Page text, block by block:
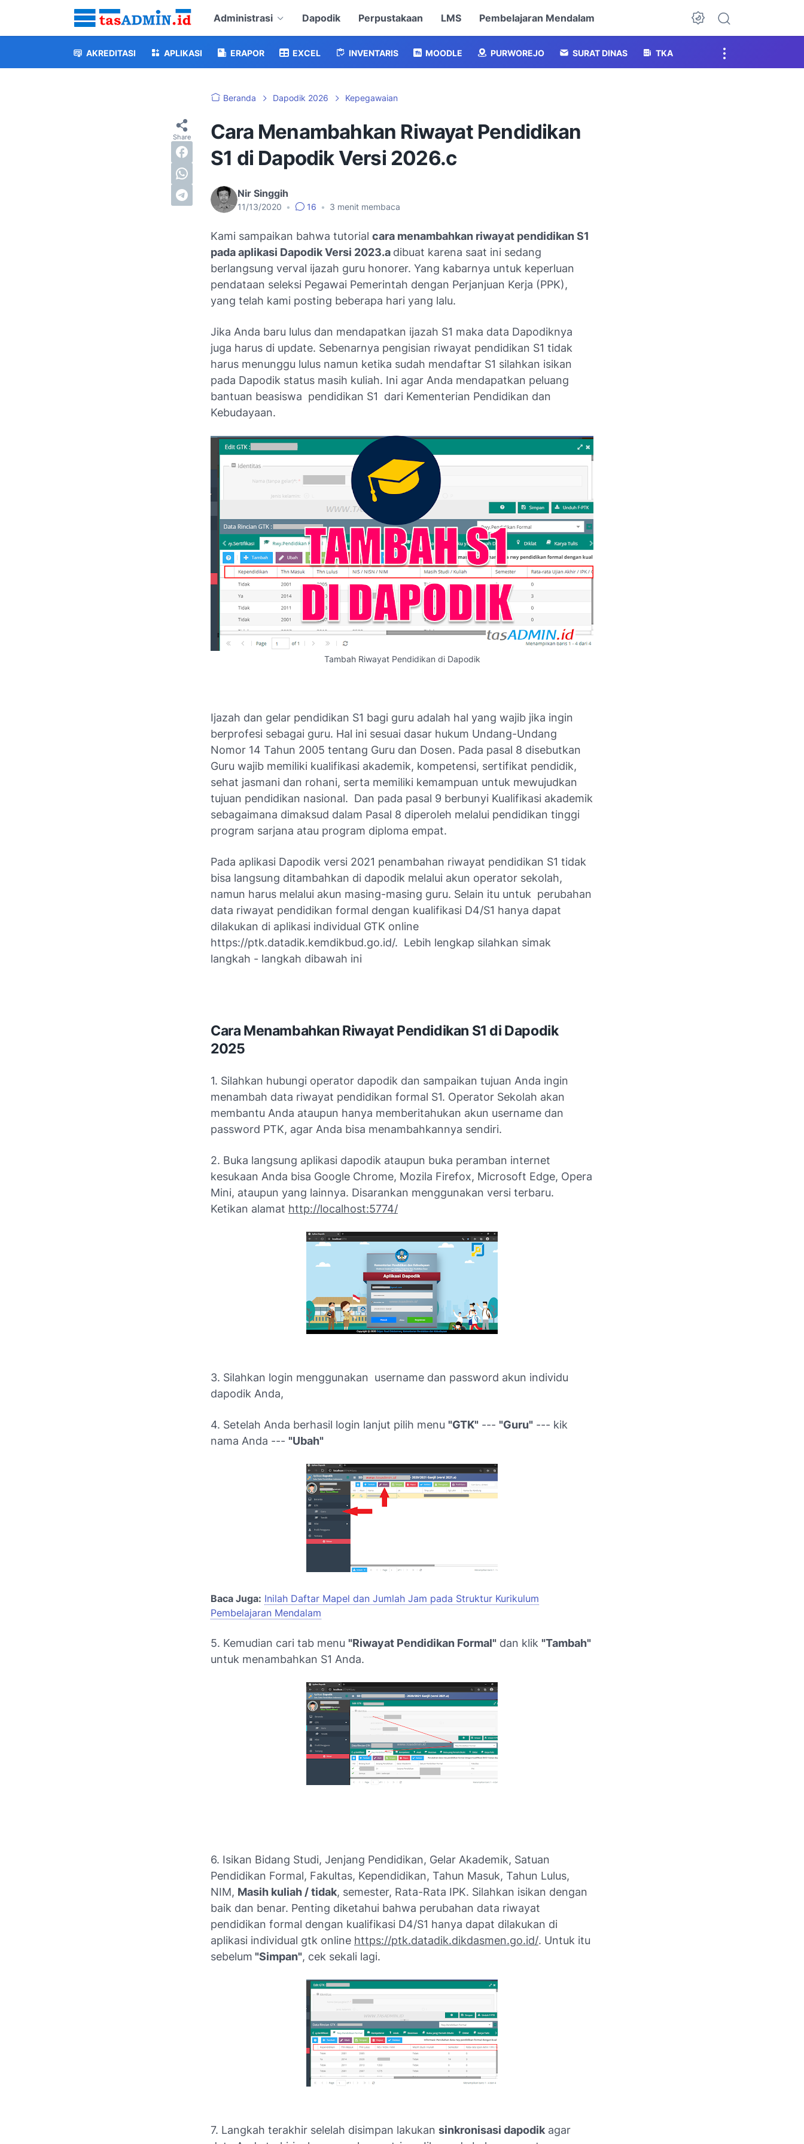
Administrasi Dapodik Perpustakaan LMS Pembelajaran Mendalam
Dark Mode
AKREDITASI APLIKASI ERAPOR EXCEL INVENTARIS MOODLE PURWOREJO SURAT DINAS TKA
Beranda Dapodik 2026 Kepegawaian
Cara Menambahkan Riwayat Pendidikan
S1 di Dapodik Versi 2026.c
Nir Singgih
11/13/2020 • 16 • 3 menit membaca
Kami sampaikan bahwa tutorial cara menambahkan riwayat pendidikan S1
pada aplikasi Dapodik Versi 2023.a dibuat karena saat ini sedang
berlangsung verval ijazah guru honorer. Yang kabarnya untuk keperluan
pendataan seleksi Pegawai Pemerintah dengan Perjanjuan Kerja (PPK),
yang telah kami posting beberapa hari yang lalu.
Jika Anda baru lulus dan mendapatkan ijazah S1 maka data Dapodiknya
juga harus di update. Sebenarnya pengisian riwayat pendidikan S1 tidak
harus menunggu lulus namun ketika sudah mendaftar S1 silahkan isikan
pada Dapodik status masih kuliah. Ini agar Anda mendapatkan peluang
bantuan beasiswa pendidikan S1 dari Kementerian Pendidikan dan
Kebudayaan.
Tambah Riwayat Pendidikan di Dapodik
Ijazah dan gelar pendidikan S1 bagi guru adalah hal yang wajib jika ingin
berprofesi sebagai guru. Hal ini sesuai dasar hukum Undang-Undang
Nomor 14 Tahun 2005 tentang Guru dan Dosen. Pada pasal 8 disebutkan
Guru wajib memiliki kualifikasi akademik, kompetensi, sertifikat pendidik,
sehat jasmani dan rohani, serta memiliki kemampuan untuk mewujudkan
tujuan pendidikan nasional. Dan pada pasal 9 berbunyi Kualifikasi akademik
sebagaimana dimaksud dalam Pasal 8 diperoleh melalui pendidikan tinggi
program sarjana atau program diploma empat.
Pada aplikasi Dapodik versi 2021 penambahan riwayat pendidikan S1 tidak
bisa langsung ditambahkan di dapodik melalui akun operator sekolah,
namun harus melalui akun masing-masing guru. Selain itu untuk perubahan
data riwayat pendidikan formal dengan kualifikasi D4/S1 hanya dapat
dilakukan di aplikasi individual GTK online
https://ptk.datadik.kemdikbud.go.id/. Lebih lengkap silahkan simak
langkah - langkah dibawah ini
Cara Menambahkan Riwayat Pendidikan S1 di Dapodik
2025
1. Silahkan hubungi operator dapodik dan sampaikan tujuan Anda ingin
menambah data riwayat pendidikan formal S1. Operator Sekolah akan
membantu Anda ataupun hanya memberitahukan akun username dan
password PTK, agar Anda bisa menambahkannya sendiri.
2. Buka langsung aplikasi dapodik ataupun buka peramban internet
kesukaan Anda bisa Google Chrome, Mozila Firefox, Microsoft Edge, Opera
Mini, ataupun yang lainnya. Disarankan menggunakan versi terbaru.
Ketikan alamat http://localhost:5774/
3. Silahkan login menggunakan username dan password akun individu
dapodik Anda,
4. Setelah Anda berhasil login lanjut pilih menu "GTK" --- "Guru" --- kik
nama Anda --- "Ubah"
Baca Juga: Inilah Daftar Mapel dan Jumlah Jam pada Struktur Kurikulum
Pembelajaran Mendalam
5. Kemudian cari tab menu "Riwayat Pendidikan Formal" dan klik "Tambah"
untuk menambahkan S1 Anda.
6. Isikan Bidang Studi, Jenjang Pendidikan, Gelar Akademik, Satuan
Pendidikan Formal, Fakultas, Kependidikan, Tahun Masuk, Tahun Lulus,
NIM, Masih kuliah / tidak, semester, Rata-Rata IPK. Silahkan isikan dengan
baik dan benar. Penting diketahui bahwa perubahan data riwayat
pendidikan formal dengan kualifikasi D4/S1 hanya dapat dilakukan di
aplikasi individual gtk online https://ptk.datadik.dikdasmen.go.id/. Untuk itu
sebelum "Simpan", cek sekali lagi.
7. Langkah terakhir selelah disimpan lakukan sinkronisasi dapodik agar